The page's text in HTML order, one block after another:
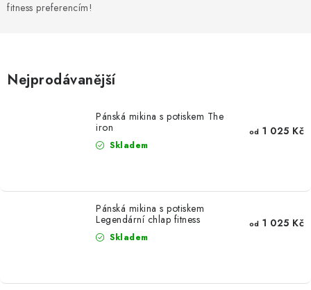
PROVIZNÍ SYSTÉM
Obchodní podmínky
fitness preferencím!
Nejprodávanější
Pánská mikina s potiskem The
iron
Skladem
od 1 025 Kč
Pánská mikina s potiskem
Legendární chlap fitness
Skladem
od 1 025 Kč